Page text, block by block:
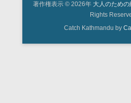
著作権表示 © 2026年 大人のため
Rights
Catch Kathmandu by